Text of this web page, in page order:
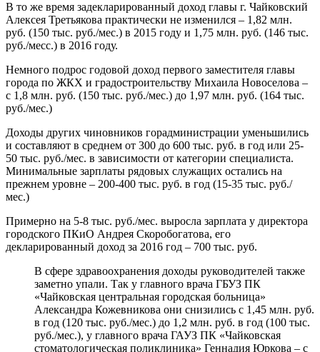
В то же время задекларированный доход главы г. Чайковский
Алексея Третьякова практически не изменился – 1,82 млн.
руб. (150 тыс. руб./мес.) в 2015 году и 1,75 млн. руб. (146 тыс.
руб./месс.) в 2016 году.
Немного подрос годовой доход первого заместителя главы
города по ЖКХ и градостроительству Михаила Новоселова –
с 1,8 млн. руб. (150 тыс. руб./мес.) до 1,97 млн. руб. (164 тыс.
руб./мес.)
Доходы других чиновников горадминистрации уменьшились
и составляют в среднем от 300 до 600 тыс. руб. в год или 25-
50 тыс. руб./мес. в зависимости от категории специалиста.
Минимальные зарплаты рядовых служащих остались на
прежнем уровне – 200-400 тыс. руб. в год (15-35 тыс. руб./
мес.)
Примерно на 5-8 тыс. руб./мес. выросла зарплата у директора
городского ПКиО Андрея Скоробогатова, его
декларированный доход за 2016 год – 700 тыс. руб.
В сфере здравоохранения доходы руководителей также
заметно упали. Так у главного врача ГБУЗ ПК
«Чайковская центральная городская больница»
Александра Кожевникова они снизились с 1,45 млн. руб.
в год (120 тыс. руб./мес.) до 1,2 млн. руб. в год (100 тыс.
руб./мес.), у главного врача ГАУЗ ПК «Чайковская
стоматологическая поликлиника» Геннадия Юркова – с